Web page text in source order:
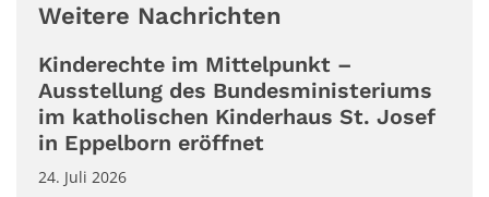
Weitere Nachrichten
Kinderechte im Mittelpunkt –
Ausstellung des Bundesministeriums
im katholischen Kinderhaus St. Josef
in Eppelborn eröffnet
24. Juli 2026